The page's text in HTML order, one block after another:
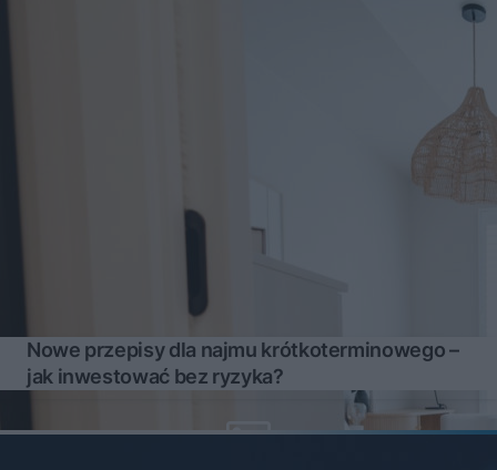
Nowe przepisy dla najmu krótkoterminowego –
jak inwestować bez ryzyka?